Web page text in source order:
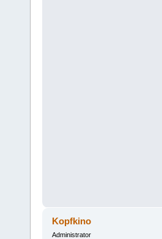
Kopfkino
Administrator